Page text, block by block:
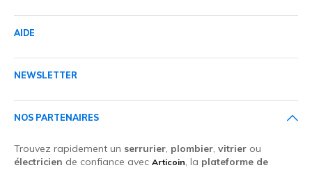
AIDE
NEWSLETTER
NOS PARTENAIRES
Trouvez rapidement un serrurier, plombier, vitrier ou
électricien de confiance avec Articoin, la plateforme de